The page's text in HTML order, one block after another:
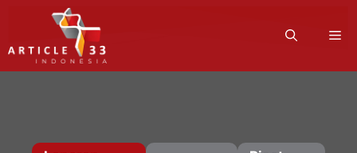
Langsung
isi